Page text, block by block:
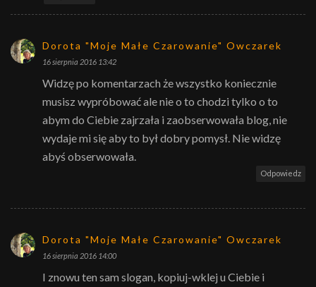
Dorota "Moje Małe Czarowanie" Owczarek
16 sierpnia 2016 13:42
Widzę po komentarzach że wszystko koniecznie
musisz wypróbować ale nie o to chodzi tylko o to
abym do Ciebie zajrzała i zaobserwowała blog, nie
wydaje mi się aby to był dobry pomysł. Nie widzę
abyś obserwowała.
Odpowiedz
Dorota "Moje Małe Czarowanie" Owczarek
16 sierpnia 2016 14:00
I znowu ten sam slogan, kopiuj-wklej u Ciebie i